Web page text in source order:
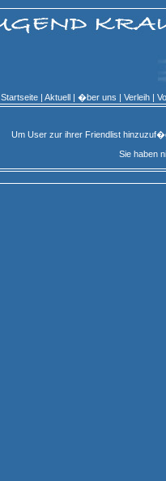
Startseite | Aktuell | �ber uns | Verleih |
Um User zur ihrer Friendlist
Sie haben